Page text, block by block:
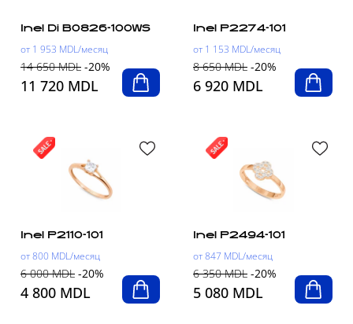
Inel Di B0826-100WS
от 1 953 MDL/месяц
11 720 MDL
14 650 MDL -20%
Inel P2274-101
от 1 153 MDL/месяц
6 920 MDL
8 650 MDL -20%
Inel P2110-101
от 800 MDL/месяц
4 800 MDL
6 000 MDL -20%
Inel P2494-101
от 847 MDL/месяц
5 080 MDL
6 350 MDL -20%